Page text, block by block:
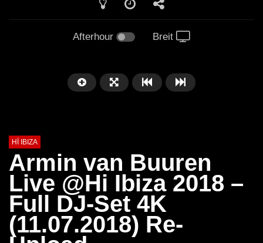
Afterhour Breit
HÏ IBIZA
Armin van Buuren
Live @Hi Ibiza 2018 –
Full DJ-Set 4K
(11.07.2018) Re-